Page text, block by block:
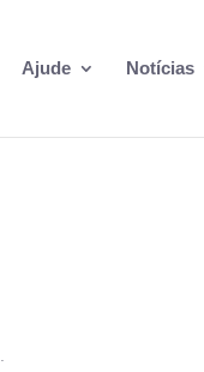
Ajude Notícias